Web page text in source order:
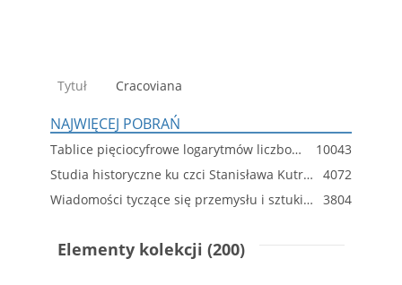
Tytuł Cracoviana
NAJWIĘCEJ POBRAŃ
Tablice pięciocyfrowe logarytmów liczbowych, wartości funkcyi trygonometrycznych i logarytmów tych funkcyi : do użytku szkolnego
10043
Studia historyczne ku czci Stanisława Kutrzeby. T. 1.
4072
Wiadomości tyczące się przemysłu i sztuki w dawnej Polsce
3804
Elementy kolekcji (200)